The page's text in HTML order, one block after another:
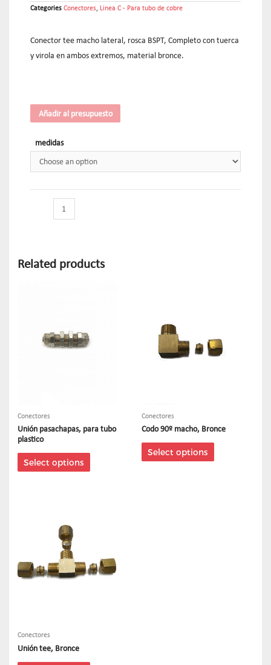
Categories Conectores, Linea C - Para tubo de cobre
Conector tee macho lateral, rosca BSPT, Completo con tuerca
y virola en ambos extremos, material bronce.
Añadir al presupuesto
medidas
Related products
Conectores
Unión pasachapas, para tubo
plastico
Select options
Conectores
Codo 90º macho, Bronce
Select options
Conectores
Unión tee, Bronce